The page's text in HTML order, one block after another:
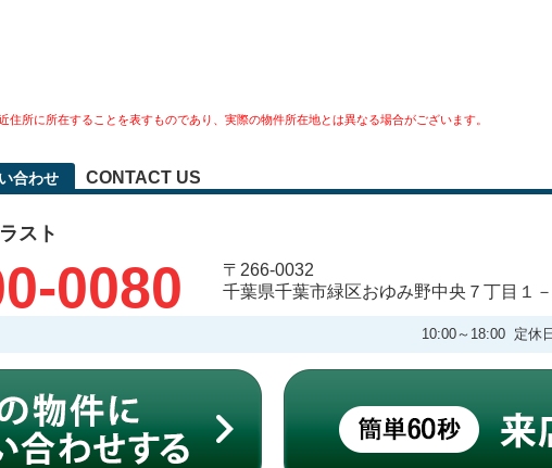
所に所在することを表すものであり、実際の物件所在地とは異なる場合がございます。
合わせ CONTACT US
スト
0080
〒266-0032
千葉県千葉市緑区おゆみ野中央７丁目１
10:00～18:00 定休